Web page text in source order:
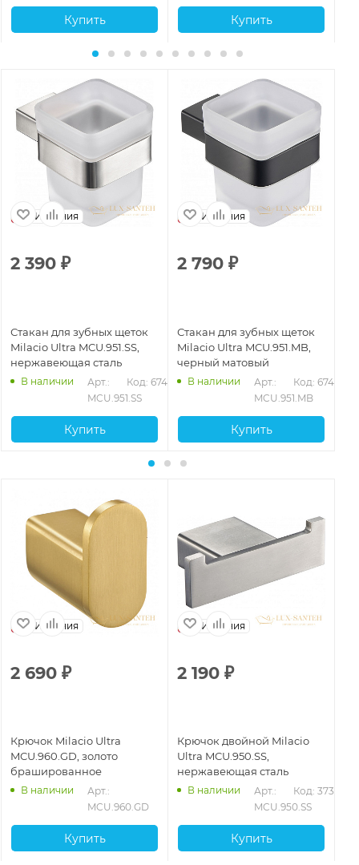
Купить Купить
Испания
2 390 ₽
Стакан для зубных щеток
Milacio Ultra MCU.951.SS,
нержавеющая сталь
В наличии
Арт.:
MCU.951.SS
Код: 67468
Купить
Испания
2 790 ₽
Стакан для зубных щеток
Milacio Ultra MCU.951.MB,
черный матовый
В наличии
Арт.:
MCU.951.MB
Код: 67467
Купить
Испания
2 690 ₽
Крючок Milacio Ultra
MCU.960.GD, золото
брашированное
В наличии
Арт.:
MCU.960.GD
Купить
Испания
2 190 ₽
Крючок двойной Milacio
Ultra MCU.950.SS,
нержавеющая сталь
В наличии
Арт.:
MCU.950.SS
Код: 37396
Купить